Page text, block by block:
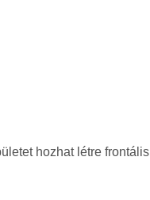
hozhat létre frontális